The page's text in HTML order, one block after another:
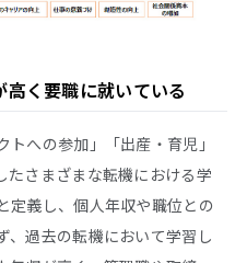
く要職に就いている
トへの参加」「出産・育児」
たさまざまな転機における学
定義し、個人年収や職位との
、過去の転機において学習し